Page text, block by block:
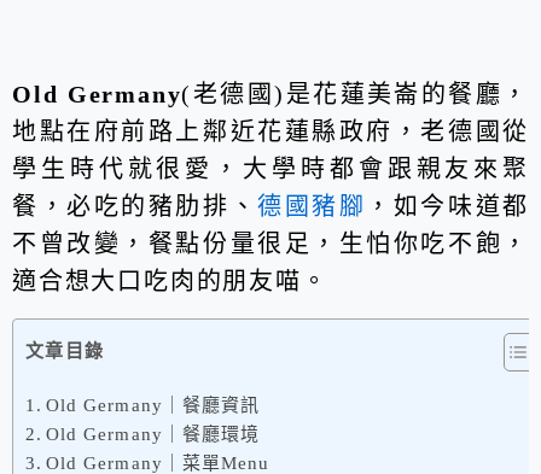
Old Germany(老德國)是花蓮美崙的餐廳，
地點在府前路上鄰近花蓮縣政府，老德國從
學生時代就很愛，大學時都會跟親友來聚
餐，必吃的豬肋排、德國豬腳 ，如今味道都
不曾改變，餐點份量很足，生怕你吃不飽，
適合想大口吃肉的朋友喵。
文章目錄
Old Germany｜餐廳資訊
Old Germany｜餐廳環境
Old Germany｜菜單Menu